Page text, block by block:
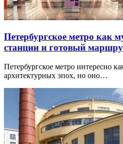
Петербургское метро как
станции и готовый
Петербургское метро интересно
архитектурных эпох, но оно…